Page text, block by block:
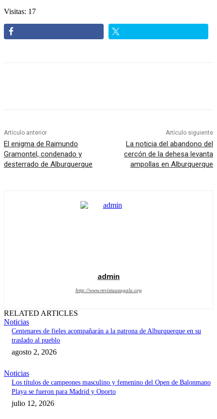
Visitas: 17
Artículo anterior
El enigma de Raimundo
Gramontel, condenado y
desterrado de Alburquerque
Artículo siguiente
La noticia del abandono del
cercón de la dehesa levanta
ampollas en Alburquerque
admin
http://www.revistaazagala.org
RELATED ARTICLES
Noticias
Centenares de fieles acompañarán a la patrona de Alburquerque en su
traslado al pueblo
agosto 2, 2026
Noticias
Los títulos de campeones masculino y femenino del Open de Balonmano
Playa se fueron para Madrid y Oporto
julio 12, 2026